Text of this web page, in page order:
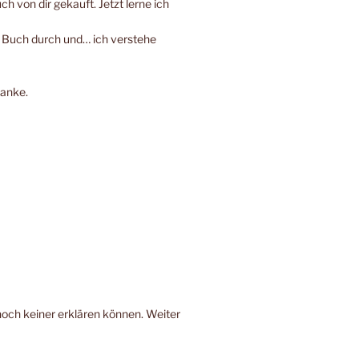
von dir gekauft. Jetzt lerne ich
durch und… ich verstehe
keiner erklären können. Weiter